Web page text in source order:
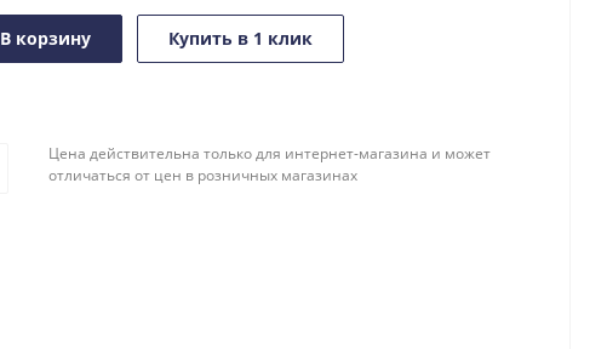
В корзину Купить в 1 клик
Цена действительна только для интернет-магазина и может
отличаться от цен в розничных магазинах